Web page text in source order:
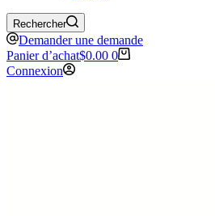
Rechercher
Demander une demande
Panier d’achat$0.00 0
Connexion